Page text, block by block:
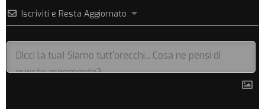
Iscriviti e Resta Aggiornato